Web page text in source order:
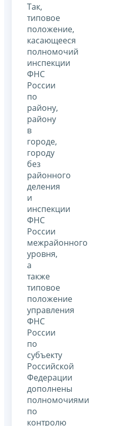
Так,
типовое
положение,
касающееся
полномочий
инспекции
ФНС
России
по
району,
району
в
городе,
городу
без
районного
деления
и
инспекции
ФНС
России
межрайонного
уровня,
а
также
типовое
положение
управления
ФНС
России
по
субъекту
Российской
Федерации
дополнены
полномочиями
по
контролю